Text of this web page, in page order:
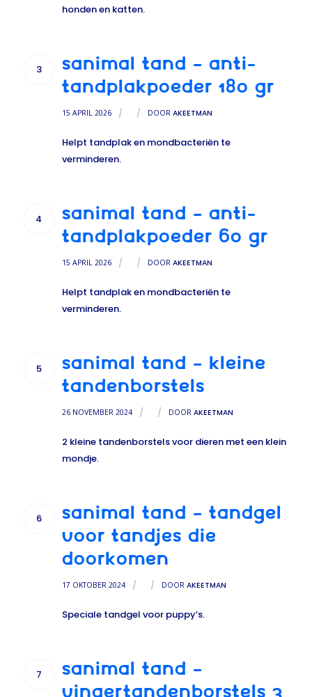
honden en katten.
3
SANIMAL TAND – ANTI-
TANDPLAKPOEDER 180 GR
15 APRIL 2026 / / DOOR AKEETMAN
Helpt tandplak en mondbacteriën te
verminderen.
4
SANIMAL TAND – ANTI-
TANDPLAKPOEDER 60 GR
15 APRIL 2026 / / DOOR AKEETMAN
Helpt tandplak en mondbacteriën te
verminderen.
5
SANIMAL TAND – KLEINE
TANDENBORSTELS
26 NOVEMBER 2024 / / DOOR AKEETMAN
2 kleine tandenborstels voor dieren met een klein
mondje.
6
SANIMAL TAND – TANDGEL
VOOR TANDJES DIE
DOORKOMEN
17 OKTOBER 2024 / / DOOR AKEETMAN
Speciale tandgel voor puppy’s.
7
SANIMAL TAND –
VINGERTANDENBORSTELS 3